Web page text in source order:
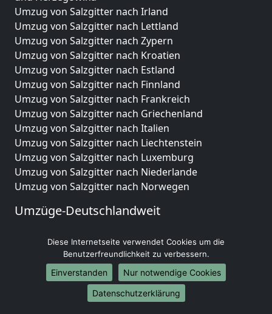
Umzug von Salzgitter nach Irland
Umzug von Salzgitter nach Lettland
Umzug von Salzgitter nach Zypern
Umzug von Salzgitter nach Kroatien
Umzug von Salzgitter nach Estland
Umzug von Salzgitter nach Finnland
Umzug von Salzgitter nach Frankreich
Umzug von Salzgitter nach Griechenland
Umzug von Salzgitter nach Italien
Umzug von Salzgitter nach Liechtenstein
Umzug von Salzgitter nach Luxemburg
Umzug von Salzgitter nach Niederlande
Umzug von Salzgitter nach Norwegen
Umzüge-Deutschlandweit
Umzug von Salzgitter nach Hamburg
Umzug von Salzgitter nach München
Umzug von Salzgitter nach Köln
Umzug von Salzgitter nach Frankfurt am Main
Umzug von Salzgitter nach Stuttgart
Diese Internetseite verwendet Cookies um die
Benutzerfreundlichkeit zu verbessern.
Einverstanden
Nur notwendige Cookies
Datenschutzerklärung